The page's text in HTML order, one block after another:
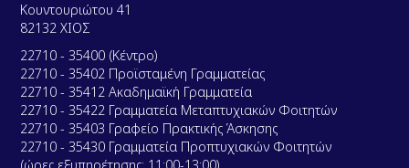
Κουντουριώτου 41
82132 ΧΙΟΣ
22710 - 35400 (Κέντρο)
22710 - 35402 Προϊσταμένη Γραμματείας
22710 - 35412 Ακαδημαϊκή Γραμματεία
22710 - 35422 Γραμματεία Μεταπτυχιακών Φοιτητών
22710 - 35403 Γραφείο Πρακτικής Άσκησης
22710 - 35430 Γραμματεία Προπτυχιακών Φοιτητών